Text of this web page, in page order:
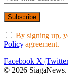
By signing up,
Policy agreement.
Facebook X
© 2026